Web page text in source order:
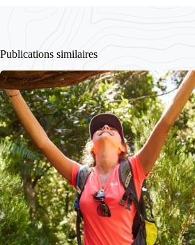
Publications similaires